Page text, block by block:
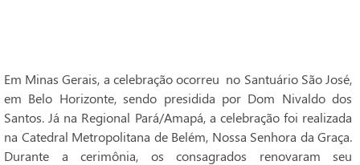
Em Minas Gerais, a celebração ocorreu no Santuário São José,
em Belo Horizonte, sendo presidida por Dom Nivaldo dos
Santos. Já na Regional Pará/Amapá, a celebração foi realizada
na Catedral Metropolitana de Belém, Nossa Senhora da Graça.
Durante a cerimônia, os consagrados renovaram seu